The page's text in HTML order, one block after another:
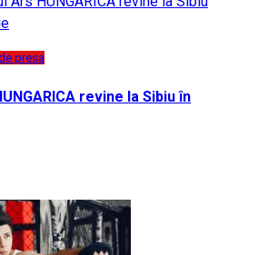
presa
revine la Sibiu în